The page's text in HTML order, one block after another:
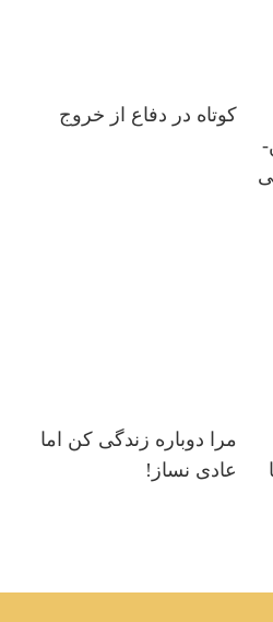
کوتاه در دفاع از خروج
مرا دوباره زندگی کن اما
عادی نساز!